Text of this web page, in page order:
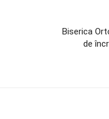
Biserica
de